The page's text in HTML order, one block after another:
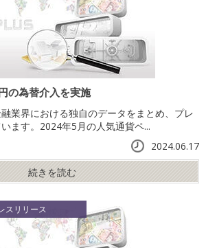
の為替介入を実施
業界における独自のデータをまとめ、プレ
ます。2024年5月の人気通貨ペ...
2024.06.17
続きを読む
スリリース